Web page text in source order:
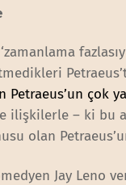
çok
ilişkilerle – ki bu
olan
Jay Leno